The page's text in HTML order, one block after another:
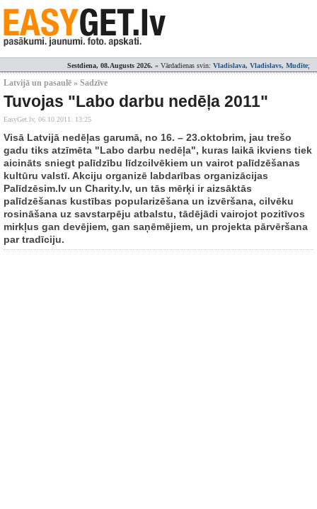
Sestdiena, 08.Augusts 2026. » Vārdadienas svin: Vladislava, Vladislavs, Mudīte;
Latvijā un pasaulē » Sadzīve
Tuvojas "Labo darbu nedēļa 2011"
EasyGet.lv, 06.10.2011. 13:25
Visā Latvijā nedēļas garumā, no 16. – 23.oktobrim, jau trešo
gadu tiks atzīmēta "Labo darbu nedēļa", kuras laikā ikviens tiek
aicināts sniegt palīdzību līdzcilvēkiem un vairot palīdzēšanas
kultūru valstī. Akciju organizē labdarības organizācijas
Palīdzēsim.lv un Charity.lv, un tās mērķi ir aizsāktās
palīdzēšanas kustības popularizēšana un izvēršana, cilvēku
rosināšana uz savstarpēju atbalstu, tādējādi vairojot pozitīvos
mirkļus gan devējiem, gan saņēmējiem, un projekta pārvēršana
par tradīciju.